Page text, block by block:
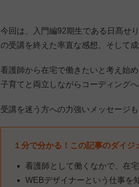
今回は、入門編92期生である日髙せ
の受講を終えた率直な感想、そして
看護師から在宅で働きたいと考え始
子育てと両立しながらコーディング
受講を迷う方への力強いメッセージ
１分で分かる！この記事のダイジ
看護師として働くなかで、在
WEBデザイナーという仕事を